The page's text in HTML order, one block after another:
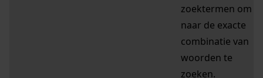
zoektermen om
naar de exacte
combinatie van
woorden te
zoeken.